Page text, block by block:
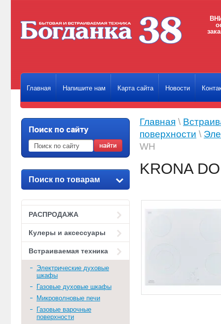
Главная Напишите нам Карта сайта Новости
Поиск по товарам
РАСПРОДАЖА
Кулеры и аксессуары
Встраиваемая техника
Электрические духовые
шкафы
Газовые духовые шкафы
Микроволновые печи
Газовые варочные
поверхности
Главная \
поверхности \
WH
KRONA